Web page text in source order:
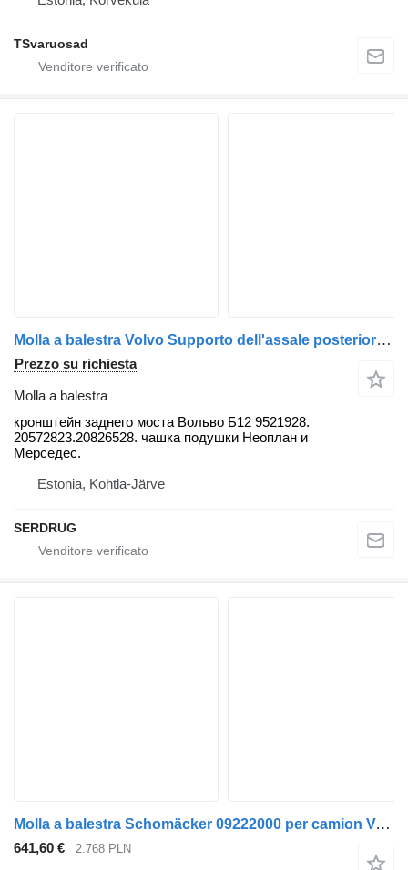
TSvaruosad
Molla a balestra Volvo Supporto dell'assale posteriore Mercedes kronshteyn zadnego per autobus Volvo B10. Neoplan B12M
Prezzo su richiesta
Molla a balestra
кронштейн заднего моста Вольво Б12 9521928.
20572823.20826528. чашка подушки Неоплан и
Мерседес.
Estonia, Kohtla-Järve
SERDRUG
Molla a balestra Schomäcker 09222000 per camion Volvo
641,60 € 2.768 PLN